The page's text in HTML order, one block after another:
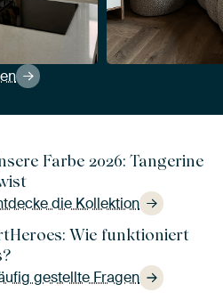
Farbe 2026: Tangerine
die Kollektion
Wie funktioniert
gestellte Fragen